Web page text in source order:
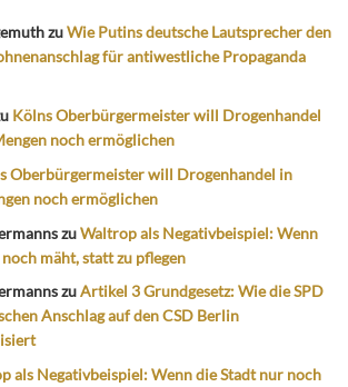
zuWie Putins deutsche Lautsprecher den
für antiwestliche Propaganda
Kölns Oberbürgermeister will Drogenhandel
noch ermöglichen
Oberbürgermeister will Drogenhandel in
noch ermöglichen
zuWaltrop als Negativbeispiel: Wenn
mäht, statt zu pflegen
zuArtikel 3 Grundgesetz: Wie die SPD
Anschlag auf den CSD Berlin
als Negativbeispiel: Wenn die Stadt nur noch